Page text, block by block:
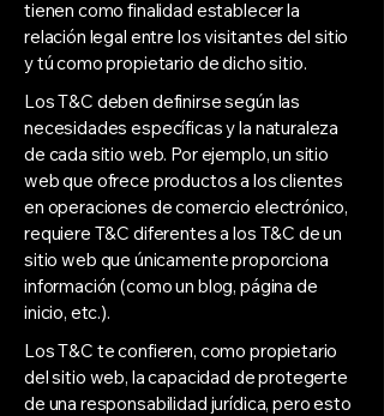
tienen como finalidad establecer la
relación legal entre los visitantes del sitio
y tú como propietario de dicho sitio.
Los T&C deben definirse según las
necesidades específicas y la naturaleza
de cada sitio web. Por ejemplo, un sitio
web que ofrece productos a los clientes
en operaciones de comercio electrónico,
requiere T&C diferentes a los T&C de un
sitio web que únicamente proporciona
información (como un blog, página de
inicio, etc.).
Los T&C te confieren, como propietario
del sitio web, la capacidad de protegerte
de una responsabilidad jurídica, pero esto